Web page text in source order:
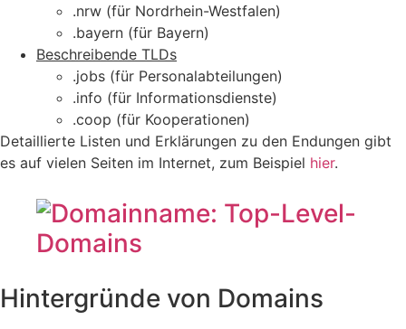
.nrw (für Nordrhein-Westfalen)
.bayern (für Bayern)
Beschreibende TLDs
.jobs (für Personalabteilungen)
.info (für Informationsdienste)
.coop (für Kooperationen)
Detaillierte Listen und Erklärungen zu den Endungen gibt
es auf vielen Seiten im Internet, zum Beispiel hier.
Hintergründe von Domains